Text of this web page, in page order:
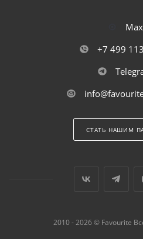
Max
+7 499
СТАТЬ НАШИМ
2010 - 2026 © Favourite